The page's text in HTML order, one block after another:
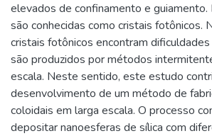
elevados de confinamento e
são conhecidas como cristais fotônicos.
cristais fotônicos encontram
são produzidos por métodos
escala. Neste sentido, este estudo
desenvolvimento de um método de
coloidais em larga escala. O processo
depositar nanoesferas de sílica com